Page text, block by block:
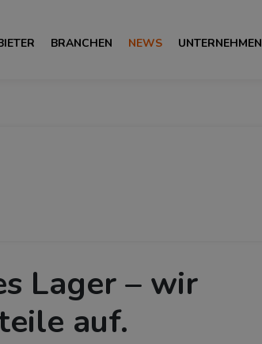
BRANCHEN NEWS UNTERNEHMEN
Lager – wir
auf.